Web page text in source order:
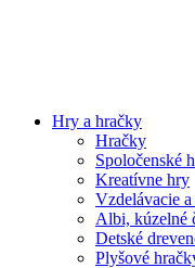
Hry a hračky
Hračky
Spoločenské
Kreatívne hry
Vzdelávacie
Albi, kúzelné
Detské
Plyšové